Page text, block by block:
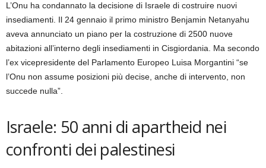
L’Onu ha condannato la decisione di Israele di costruire nuovi
insediamenti. Il 24 gennaio il primo ministro Benjamin Netanyahu
aveva annunciato un piano per la costruzione di 2500 nuove
abitazioni all’interno degli insediamenti in Cisgiordania. Ma secondo
l’ex vicepresidente del Parlamento Europeo Luisa Morgantini “se
l’Onu non assume posizioni più decise, anche di intervento, non
succede nulla”.
Israele: 50 anni di apartheid nei
confronti dei palestinesi